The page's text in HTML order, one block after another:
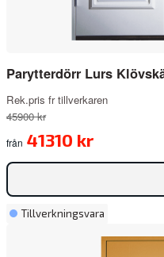
Parytterdörr Lurs
Rek.pris fr tillverkaren
45900 kr
från 41310 kr
Tillverkningsvara